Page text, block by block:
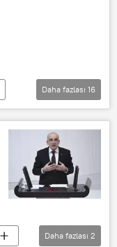
Daha fazlası 16
Daha fazlası 2